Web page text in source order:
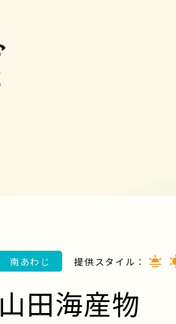
南あわじ 提供スタイル：
山田海産物